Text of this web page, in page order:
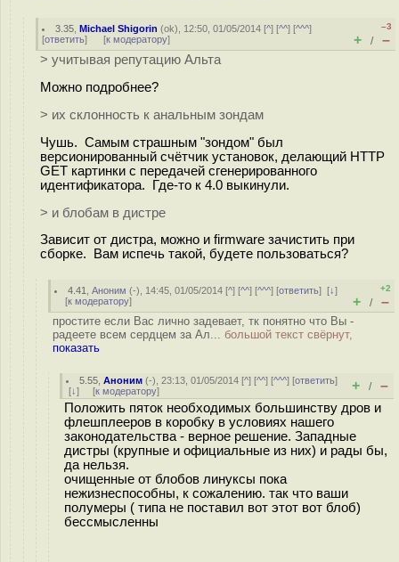
3.35 ,Michael Shigorin (ok), 12:50, 01/05/2014 [^] [^^] [^^^]
[ответить] [к модератору]
–3
+ / –
> учитывая репутацию Альта
Можно подробнее?
> их склонность к анальным зондам
Чушь. Самым страшным "зондом" был
версионированный счётчик установок, делающий HTTP
GET картинки с передачей сгенерированного
идентификатора. Где-то к 4.0 выкинули.
> и блобам в дистре
Зависит от дистра, можно и firmware зачистить при
сборке. Вам испечь такой, будете пользоваться?
4.41 ,Аноним (-), 14:45, 01/05/2014 [^] [^^] [^^^] [ответить][↓]
[к модератору]
+2
+ / –
простите если Вас лично задевает, тк понятно что Вы -
радеете всем сердцем за Ал... большой текст свёрнут,
показать
5.55 ,Аноним (-), 23:13, 01/05/2014 [^] [^^] [^^^] [ответить]
[↓] [к модератору] + / –
Положить пяток необходимых большинству дров и
флешплееров в коробку в условиях нашего
законодательства - верное решение. Западные
дистры (крупные и официальные из них) и рады бы,
да нельзя.
очищенные от блобов линуксы пока
нежизнеспособны, к сожалению. так что ваши
полумеры ( типа не поставил вот этот вот блоб)
бессмысленны